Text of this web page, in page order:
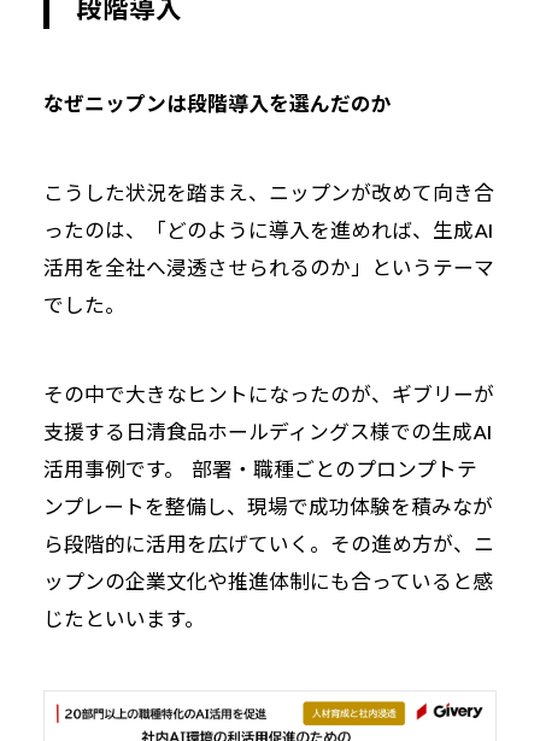
段階導入
なぜニップンは段階導入を選んだのか
こうした状況を踏まえ、ニップンが改めて向き合
ったのは、「どのように導入を進めれば、生成AI
活用を全社へ浸透させられるのか」というテーマ
でした。
その中で大きなヒントになったのが、ギブリーが
支援する日清食品ホールディングス様での生成AI
活用事例です。 部署・職種ごとのプロンプトテ
ンプレートを整備し、現場で成功体験を積みなが
ら段階的に活用を広げていく。その進め方が、ニ
ップンの企業文化や推進体制にも合っていると感
じたといいます。